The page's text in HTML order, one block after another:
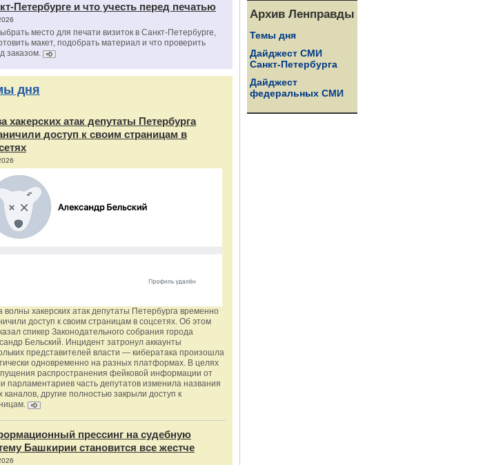
Петербурге и что учесть перед печатью
место для печати визиток в Санкт-Петербурге,
макет, подобрать материал и что проверить
заказом.
дня
хакерских атак депутаты Петербурга
доступ к своим страницам в
волны хакерских атак депутаты Петербурга временно
доступ к своим страницам в соцсетях. Об этом
спикер Законодательного собрания города
Бельский. Инцидент затронул аккаунты
представителей власти — кибератака произошла
одновременно на разных платформах. В целях
распространения фейковой информации от
парламентариев часть депутатов изменила названия
каналов, другие полностью закрыли доступ к
прессинг на судебную
Башкирии становится все жестче
Архив Ленправды
Темы дня
Дайджест СМИ
Санкт-Петербурга
Дайджест
федеральных СМИ